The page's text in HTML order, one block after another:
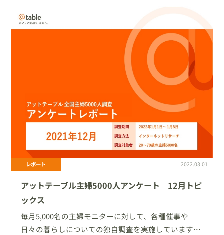
レポート 2022.03.01
アットテーブル主婦5000人アンケート 12月トピ
ックス
毎月5,000名の主婦モニターに対して、各種催事や
日々の暮らしについての独自調査を実施しています。